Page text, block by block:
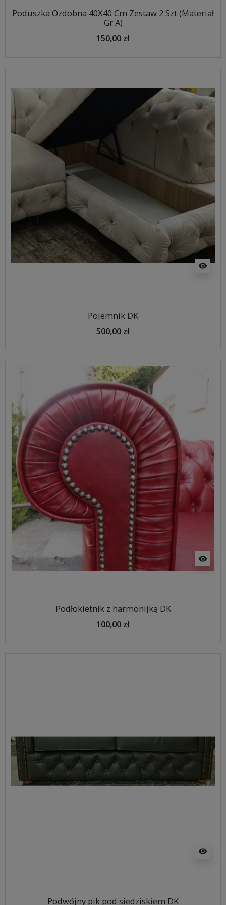
Poduszka Ozdobna 40X40 Cm Zestaw 2 Szt (Materiał
Gr A)
150,00 zł
visibility
Pojemnik DK
500,00 zł
visibility
Podłokietnik z harmonijką DK
100,00 zł
visibility
Podwójny pik pod siedziskiem DK